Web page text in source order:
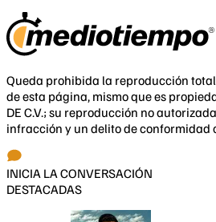
Queda prohibida la reproducción
de esta página, mismo que es
DE C.V.; su reproducción no
infracción y un delito de conformidad
INICIA LA CONVERSACIÓN
DESTACADAS